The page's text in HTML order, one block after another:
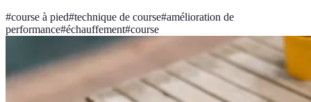
#course à pied#technique de course#amélioration de
performance#échauffement#course